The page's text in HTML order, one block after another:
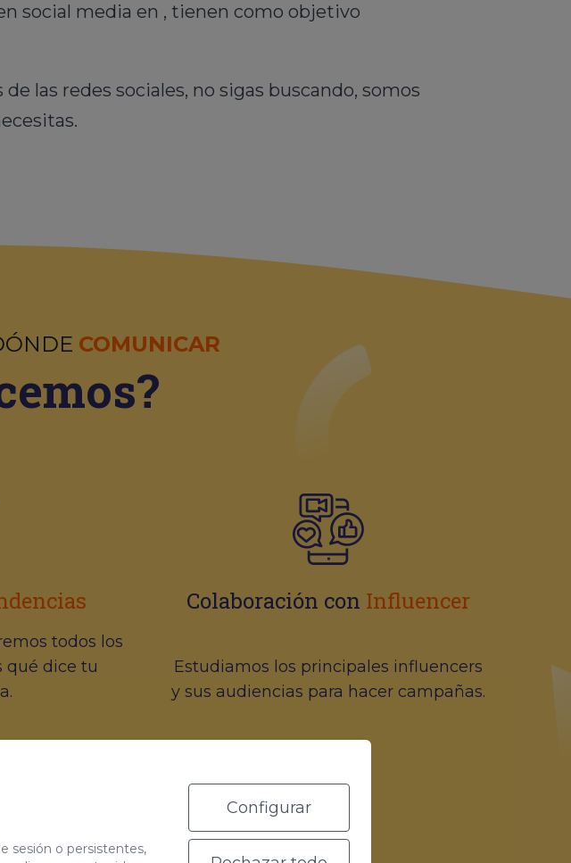
sesión o persistentes,
Configurar
social media en , tienen como objetivo
las redes sociales, no sigas buscando, somos
COMUNICAR
todos los
qué dice tu
Colaboración con Influencer
Estudiamos los principales influencers
y sus audiencias para hacer campañas.